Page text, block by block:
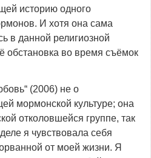
историю одного
И хотя она сама
в данной религиозной
обстановка во время съёмок
(2006) не о
мормонской культуре; она
отколовшейся группе, так
я чувствовала себя
от моей жизни. Я